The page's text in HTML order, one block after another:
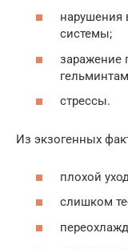
нарушения
системы;
заражение
стрессы.
Из экзогенных
плохой
слишком